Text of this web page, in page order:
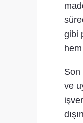
gibi
Son
ve